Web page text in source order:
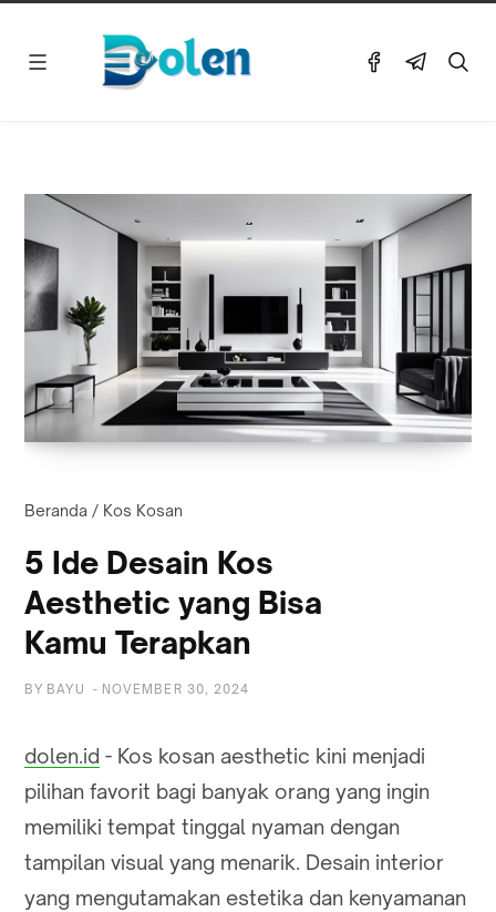
Beranda / Kos Kosan
5 Ide Desain Kos
Aesthetic yang Bisa
Kamu Terapkan
BY BAYU - NOVEMBER 30, 2024
dolen.id - Kos kosan aesthetic kini menjadi
pilihan favorit bagi banyak orang yang ingin
memiliki tempat tinggal nyaman dengan
tampilan visual yang menarik. Desain interior
yang mengutamakan estetika dan kenyamanan